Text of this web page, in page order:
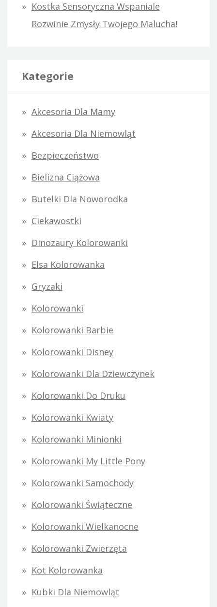
Kostka Sensoryczna Wspaniale
Rozwinie Zmysły Twojego Malucha!
Kategorie
Akcesoria Dla Mamy
Akcesoria Dla Niemowląt
Bezpieczeństwo
Bielizna Ciążowa
Butelki Dla Noworodka
Ciekawostki
Dinozaury Kolorowanki
Elsa Kolorowanka
Gryzaki
Kolorowanki
Kolorowanki Barbie
Kolorowanki Disney
Kolorowanki Dla Dziewczynek
Kolorowanki Do Druku
Kolorowanki Kwiaty
Kolorowanki Minionki
Kolorowanki My Little Pony
Kolorowanki Samochody
Kolorowanki Świąteczne
Kolorowanki Wielkanocne
Kolorowanki Zwierzęta
Kot Kolorowanka
Kubki Dla Niemowląt